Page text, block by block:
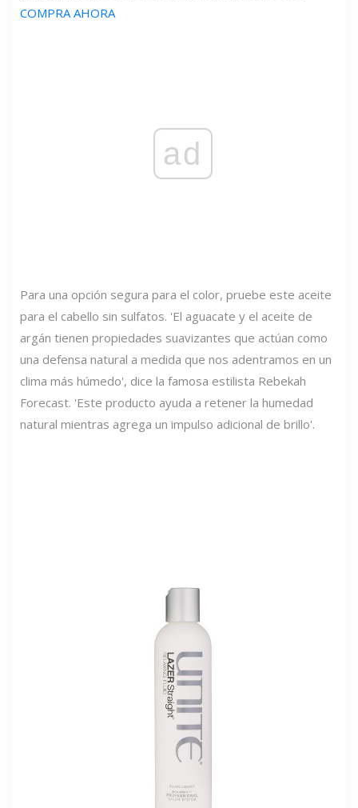
COMPRA AHORA
ad
Para una opción segura para el color, pruebe este aceite
para el cabello sin sulfatos. 'El aguacate y el aceite de
argán tienen propiedades suavizantes que actúan como
una defensa natural a medida que nos adentramos en un
clima más húmedo', dice la famosa estilista Rebekah
Forecast. 'Este producto ayuda a retener la humedad
natural mientras agrega un impulso adicional de brillo'.